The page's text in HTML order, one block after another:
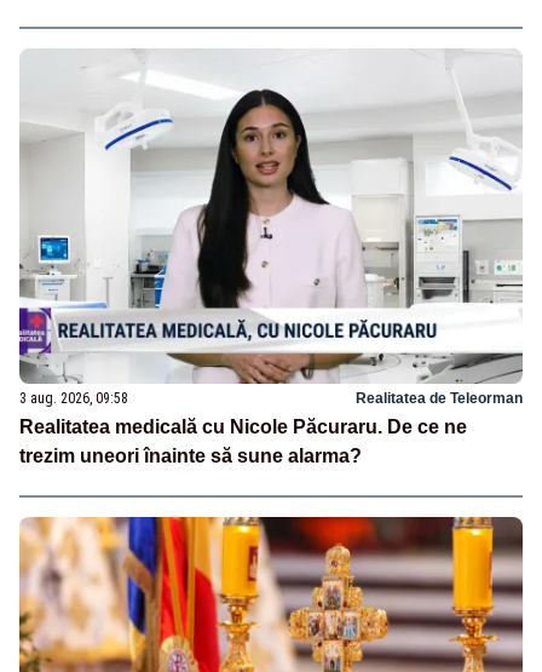
3 aug. 2026, 09:58 Realitatea de Teleorman
Realitatea medicală cu Nicole Păcuraru. De ce ne
trezim uneori înainte să sune alarma?